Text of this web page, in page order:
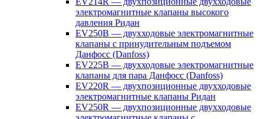
электромагнитные клапаны высокого
давления Ридан
EV250B — двухходовые электромагнитные
клапаны с принудительным подъемом
Данфосс (Danfoss)
EV225B — двухходовые электромагнитные
клапаны для пара Данфосс (Danfoss)
EV220R — двухпозиционные двухходовые
электромагнитные клапаны Ридан
EV250R — двухпозиционные двухходовые